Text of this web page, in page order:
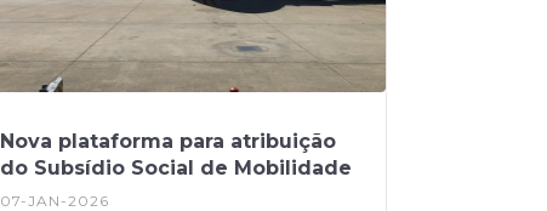
Nova plataforma para atribuição
do Subsídio Social de Mobilidade
07-JAN-2026